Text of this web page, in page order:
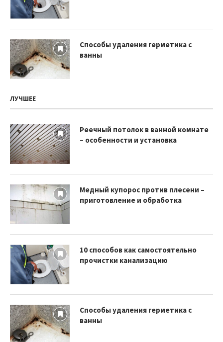
Способы удаления герметика с
ванны
ЛУЧШЕЕ
Реечный потолок в ванной комнате
– особенности и установка
Медный купорос против плесени –
приготовление и обработка
10 способов как самостоятельно
прочистки канализацию
Способы удаления герметика с
ванны